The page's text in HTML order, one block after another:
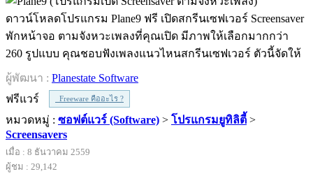
ดาวน์โหลดโปรแกรม Plane9 ฟรี เปิดสกรีนเซฟเวอร์ Screensaver
พักหน้าจอ ตามจังหวะเพลงที่คุณเปิด มีภาพให้เลือกมากกว่า
260 รูปแบบ คุณชอบฟังเพลงแนวไหนสกรีนเซฟเวอร์ ตัวนี้จัดให้
ผู้พัฒนา : Planestate Software
ฟรีแวร์
Freeware คืออะไร ?
หมวดหมู่ : ซอฟต์แวร์ (Software) > โปรแกรมยูทิลิตี้ >
Screensavers
เมื่อ : 8 ธันวาคม 2559
ผู้ชม : 29,142